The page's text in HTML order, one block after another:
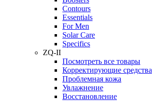
Contours
Essentials
For Men
Solar Care
Specifics
ZQ-II
Посмотреть все товары
Корректирующие средства
Проблемная кожа
Увлажнение
Восстановление